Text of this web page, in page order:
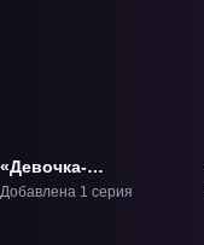
«Девочка-
волшебница Мадока
Добавлена 1 серия